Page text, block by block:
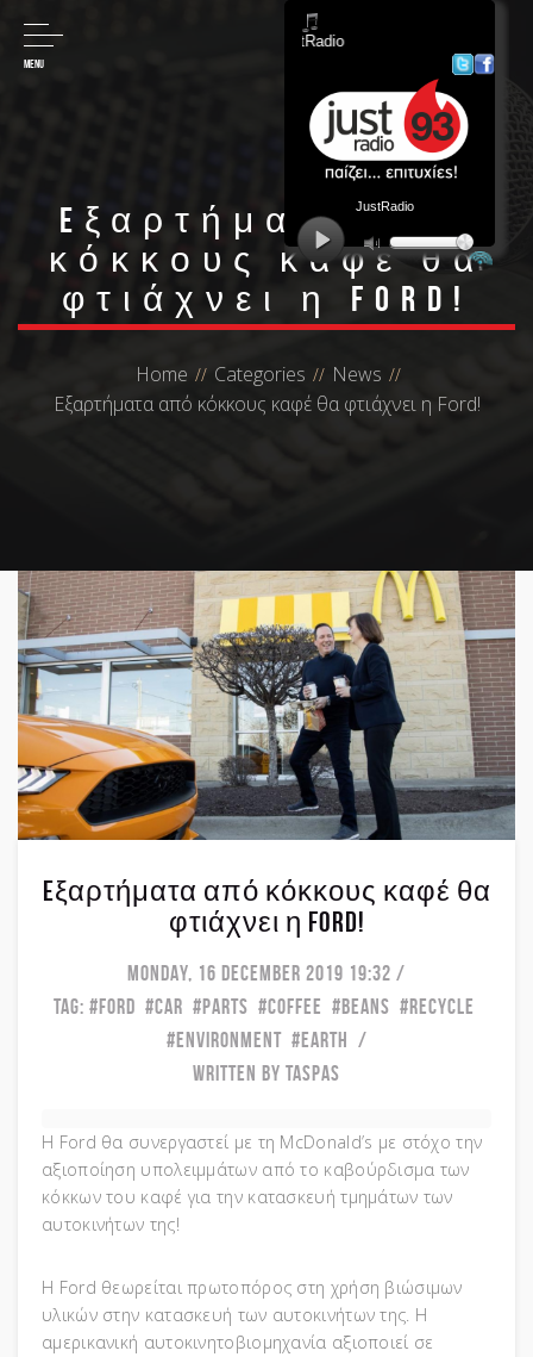
MENU
Eξαρτήματα από
κόκκους καφέ θα
φτιάχνει η Ford!
Home Categories
News
Eξαρτήματα από κόκκους καφέ θα φτιάχνει η Ford!
Eξαρτήματα από κόκκους καφέ θα
φτιάχνει η Ford!
MONDAY, 16 DECEMBER 2019 19:32
TAG:
FORD CAR PARTS COFFEE BEANS
RECYCLE
ENVIRONMENT
EARTH
WRITTEN BY TASPAS
H Ford θα συνεργαστεί με τη McDonald’s με στόχο την
αξιοποίηση υπολειμμάτων από το καβούρδισμα των
κόκκων του καφέ για την κατασκευή τμημάτων των
αυτοκινήτων της!
Η Ford θεωρείται πρωτοπόρος στη χρήση βιώσιμων
υλικών στην κατασκευή των αυτοκινήτων της. Η
αμερικανική αυτοκινητοβιομηχανία αξιοποιεί σε